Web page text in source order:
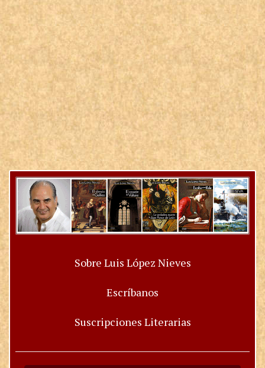
Sobre Luis López Nieves
Escríbanos
Suscripciones Literarias